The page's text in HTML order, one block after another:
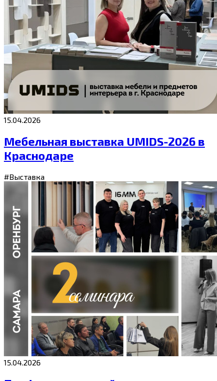
15.04.2026
Мебельная выставка UMIDS-2026 в
Краснодаре
#Выставка
15.04.2026